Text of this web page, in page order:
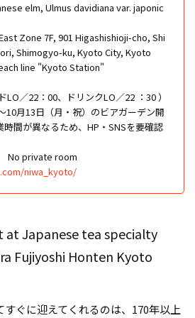
elm, Ulmus davidiana var. japonic
Zone 7F, 901 Higashishioji-cho, Shi
Shimogyo-ku, Kyoto City, Kyoto
line "Kyoto Station"
／22：00、ドリンクLO／22 ：30 ）
10月13日（月・祝）のビアガーデン開
間が異なるため、HP・SNSを要確認
No private room
niwa_kyoto/
at Japanese tea specialty
Fujiyoshi Honten Kyoto
ぐに迎えてくれるのは、170年以上